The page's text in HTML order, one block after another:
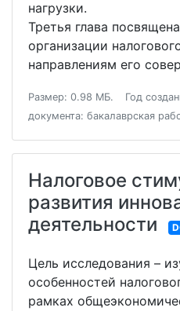
нагрузки.
Третья глава
организации
направлениям его
Размер: 0.98 МБ. Год
документа: бакалаврская
Налоговое
развития
деятельности
Цель исследования –
особенностей
рамках